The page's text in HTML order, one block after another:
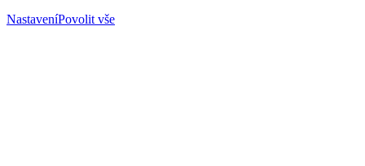
NastaveníPovolit vše